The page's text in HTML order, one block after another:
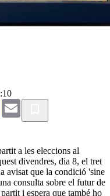
Facebook
Email
a les eleccions al
divendres, dia 8, el tret
avisat que la condició 'sine
consulta sobre el futur de
i espera que també ho